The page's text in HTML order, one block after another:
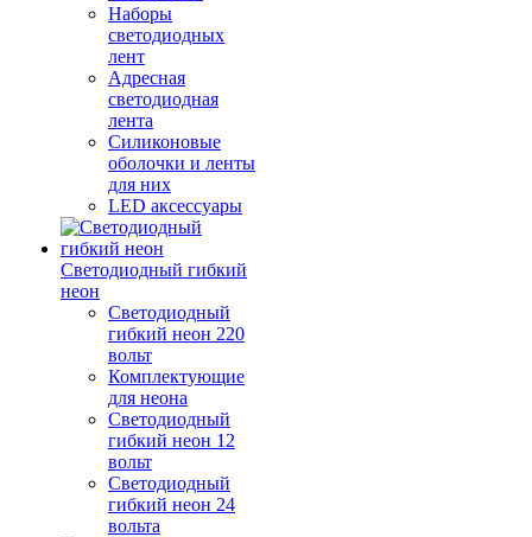
Наборы
светодиодных
лент
Адресная
светодиодная
лента
Силиконовые
оболочки и ленты
для них
LED аксессуары
Светодиодный гибкий
неон
Светодиодный
гибкий неон 220
вольт
Комплектующие
для неона
Светодиодный
гибкий неон 12
вольт
Светодиодный
гибкий неон 24
вольта